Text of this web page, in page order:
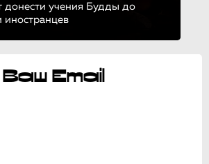
учения Будды до
Ваш Email